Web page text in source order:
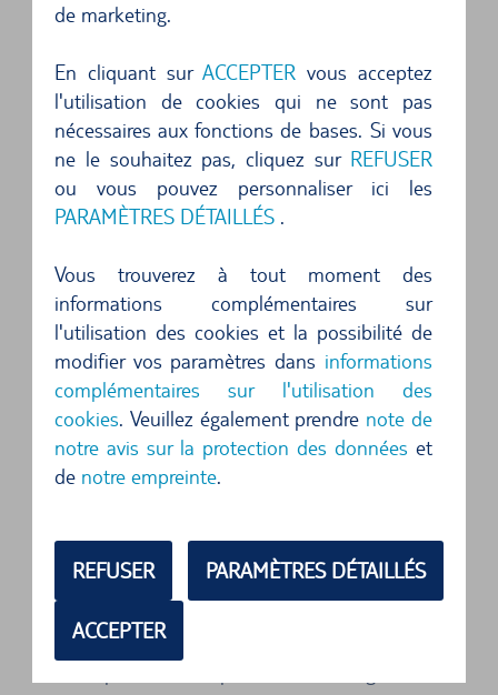
de marketing.
En cliquant surACCEPTER vous acceptez
l'utilisation de cookies qui ne sont pas
nécessaires aux fonctions de bases. Si vous
ne le souhaitez pas, cliquez sur REFUSER
ou vous pouvez personnaliser ici les
PARAMÈTRES DÉTAILLÉS.
Vous trouverez à tout moment des
informations complémentaires sur
l'utilisation des cookies et la possibilité de
modifier vos paramètres dans informations
complémentaires sur l'utilisation des
cookies. Veuillez également prendre note de
notre avis sur la protection des données et
de notre empreinte.
REFUSER PARAMÈTRES DÉTAILLÉS
ACCEPTER
Tropez, vos vacances ne font que commencer
voiture en France.
Si vous louez une voiture pour profiter de la côte
méditerranéenne, n'hésitez pas à faire un détour
dans l'arrière-pays. Vous n'avez besoin que de
atteindre les charmantes banlieues de Menton
ou de Nice.
En voiture de location vers la France :
des vacances pour les épicuriens
Que diriez-vous d'une coupe de champagne à
La France est réputée pour ses plaisirs variés, car
l'art de vivre y a été inventé. Lorsque vous
voyagez en voiture de location à travers la